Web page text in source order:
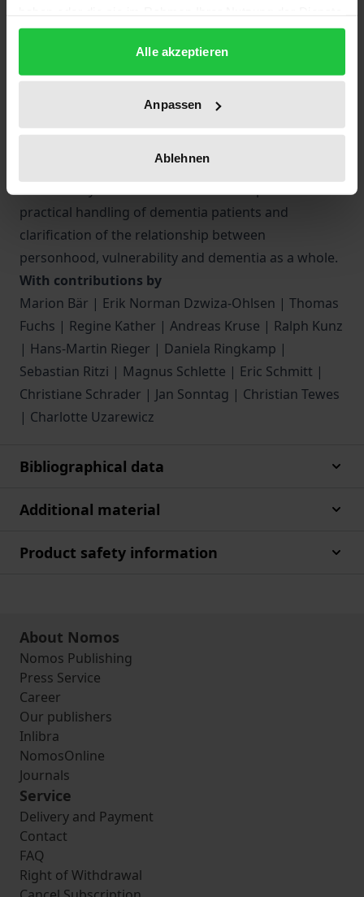
gesammelt haben.
Alle akzeptieren
Anpassen
Ablehnen
perspective. The disease poses existential challenges
to patients affected by it and their social
environment in private, nursing and medical
settings. Therefore, in interdisciplinary
constitution of the human being and its existential
practical handling of dementia patients and
clarification of the relationship between
personhood, vulnerability and dementia as a whole.
With contributions by
Marion Bär | Erik Norman Dzwiza-Ohlsen | Thomas
Fuchs | Regine Kather | Andreas Kruse | Ralph Kunz
| Hans-Martin Rieger | Daniela Ringkamp |
Sebastian Ritzi | Magnus Schlette | Eric Schmitt |
Christiane Schrader | Jan Sonntag | Christian Tewes
| Charlotte Uzarewicz
Bibliographical data
Additional material
Product safety information
About Nomos
Nomos Publishing
Press Service
Career
Our publishers
Inlibra
NomosOnline
Journals
Service
Delivery and Payment
Contact
FAQ
Right of Withdrawal